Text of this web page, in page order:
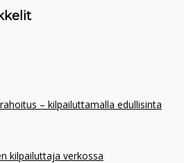
– kilpailuttamalla edullisinta
kilpailuttaja verkossa